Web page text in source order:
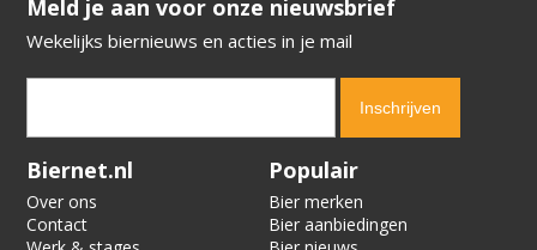
​​​​​​​Meld je aan voor onze nieuwsbrief
Wekelijks biernieuws en acties in je mail
Verification code:
Biernet.nl
Over ons
Contact
Populair
Bier merken
Bier aanbiedingen